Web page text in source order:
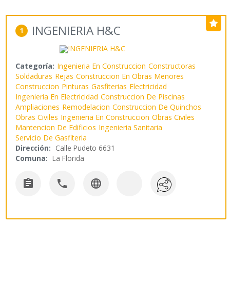
1 INGENIERIA H&C
Categoría: Ingenieria En Construccion Constructoras
Soldaduras Rejas Construccion En Obras Menores
Construccion Pinturas Gasfiterias Electricidad
Ingenieria En Electricidad Construccion De Piscinas
Ampliaciones Remodelacion Construccion De Quinchos
Obras Civiles Ingenieria En Construccion Obras Civiles
Mantencion De Edificios Ingenieria Sanitaria
Servicio De Gasfiteria
Dirección: Calle Pudeto 6631
Comuna: La Florida
  